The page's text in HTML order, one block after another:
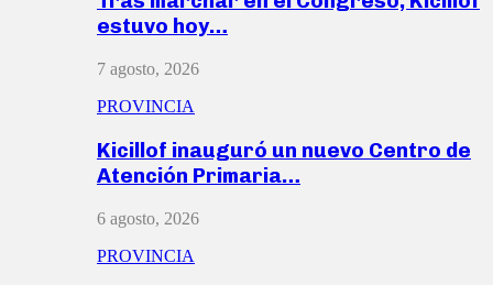
estuvo hoy…
7 agosto, 2026
PROVINCIA
Kicillof inauguró un nuevo Centro de
Atención Primaria…
6 agosto, 2026
PROVINCIA